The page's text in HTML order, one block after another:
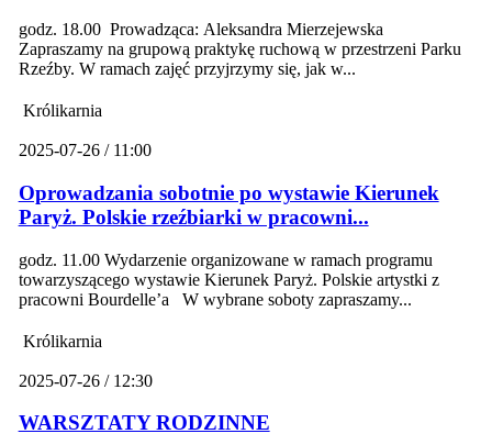
godz. 18.00 Prowadząca: Aleksandra Mierzejewska
Zapraszamy na grupową praktykę ruchową w przestrzeni Parku
Rzeźby. W ramach zajęć przyjrzymy się, jak w...
Królikarnia
2025-07-26 / 11:00
Oprowadzania sobotnie po wystawie Kierunek
Paryż. Polskie rzeźbiarki w pracowni...
godz. 11.00 Wydarzenie organizowane w ramach programu
towarzyszącego wystawie Kierunek Paryż. Polskie artystki z
pracowni Bourdelle’a W wybrane soboty zapraszamy...
Królikarnia
2025-07-26 / 12:30
WARSZTATY RODZINNE